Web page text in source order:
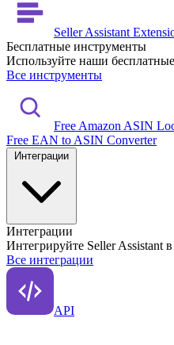
Seller Assistant
Бесплатные инструменты
Используйте наши
Все инструменты
Free Amazon ASIN
Free EAN to ASIN Converter
Интеграции
Интегрируйте Seller Assistant
Все интеграции
API